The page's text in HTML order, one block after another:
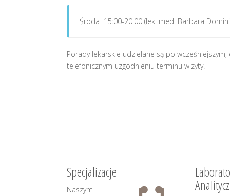
Środa 15:00-20:00 (lek. med. Barbara
Porady lekarskie udzielane są po
telefonicznym uzgodnieniu terminu wizyty.
Specjalizacje
Naszym